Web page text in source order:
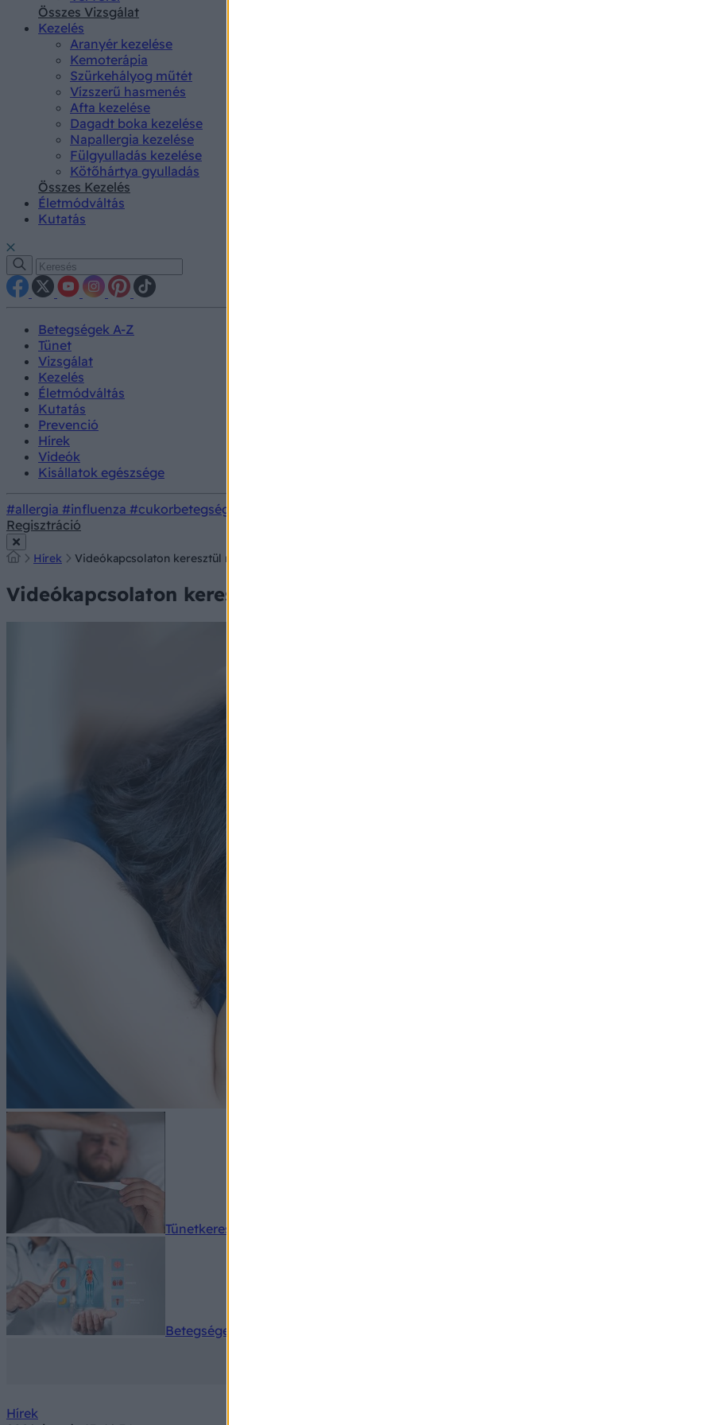
Összes Vizsgálat
Kezelés
Aranyér kezelése
Kemoterápia
Szürkehályog műtét
Vízszerű hasmenés
Afta kezelése
Dagadt boka kezelése
Napallergia kezelése
Fülgyulladás kezelése
Kötőhártya gyulladás
Összes Kezelés
Életmódváltás
Kutatás
Betegségek A-Z
Tünet
Vizsgálat
Kezelés
Életmódváltás
Kutatás
Prevenció
Hírek
Videók
Kisállatok egészsége
#allergia #influenza #cukorbetegség
Regisztráció
Hírek Videókapcsolaton keresztül mentettek életet – már élesben működik az OMSZ TeleStroke rendszere
Videókapcsolaton keresztül mentettek életet – már élesben működik az
Tünetkereső
Betegségek A-Z
Hírek